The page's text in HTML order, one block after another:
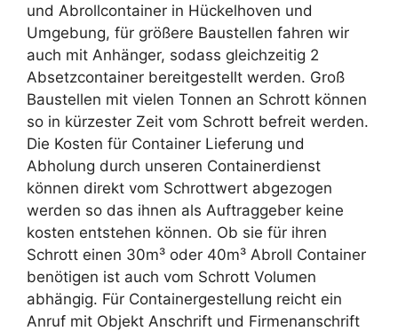
und Abrollcontainer in Hückelhoven und
Umgebung, für größere Baustellen fahren wir
auch mit Anhänger, sodass gleichzeitig 2
Absetzcontainer bereitgestellt werden. Groß
Baustellen mit vielen Tonnen an Schrott können
so in kürzester Zeit vom Schrott befreit werden.
Die Kosten für Container Lieferung und
Abholung durch unseren Containerdienst
können direkt vom Schrottwert abgezogen
werden so das ihnen als Auftraggeber keine
kosten entstehen können. Ob sie für ihren
Schrott einen 30m³ oder 40m³ Abroll Container
benötigen ist auch vom Schrott Volumen
abhängig. Für Containergestellung reicht ein
Anruf mit Objekt Anschrift und Firmenanschrift